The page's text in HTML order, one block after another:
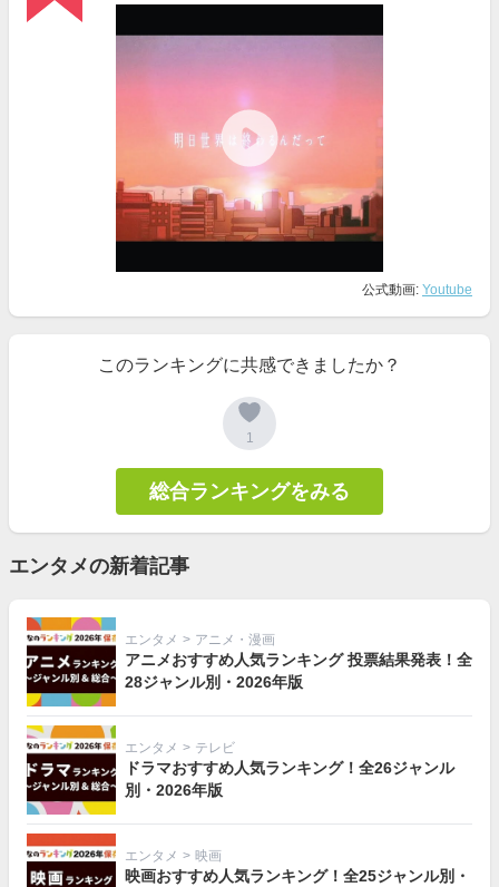
公式動画: Youtube
このランキングに共感できましたか？
1
総合ランキングをみる
エンタメの新着記事
エンタメ > アニメ・漫画
アニメおすすめ人気ランキング 投票結果発表！全
28ジャンル別・2026年版
エンタメ > テレビ
ドラマおすすめ人気ランキング！全26ジャンル
別・2026年版
エンタメ > 映画
映画おすすめ人気ランキング！全25ジャンル別・